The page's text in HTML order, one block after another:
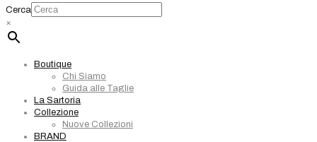
Cerca
×
Boutique
Chi Siamo
Guida alle Taglie
La Sartoria
Collezione
Nuove Collezioni
BRAND